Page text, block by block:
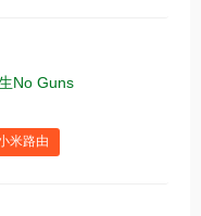
No Guns
米路由